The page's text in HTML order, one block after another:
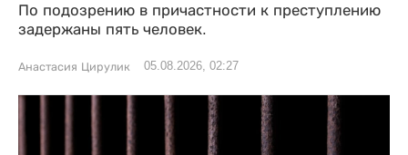
По подозрению в причастности к преступлению
задержаны пять человек.
Анастасия Цирулик 05.08.2026, 02:27